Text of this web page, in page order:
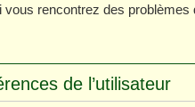
rencontrez des
de l’utilisateur